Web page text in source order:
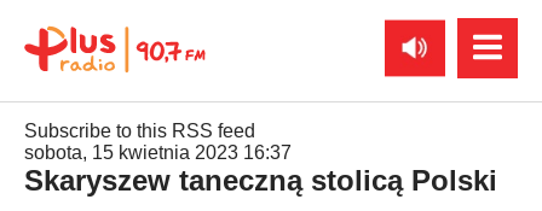
Subscribe to this RSS feed
sobota, 15 kwietnia 2023 16:37
Skaryszew taneczną stolicą Polski